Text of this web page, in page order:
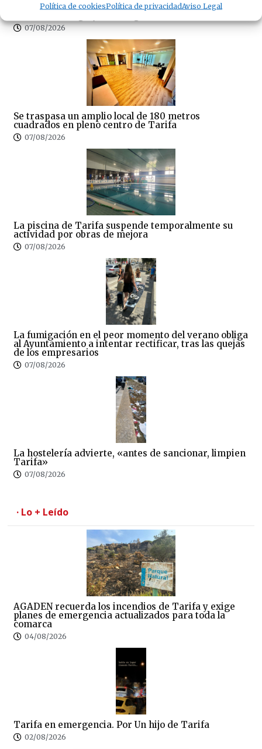
Política de cookiesPolítica de privacidadAviso Legal
¿Amenaza ambiental o delicia gastronómica? El
07/08/2026
Se traspasa un amplio local de 180 metros
cuadrados en pleno centro de Tarifa
07/08/2026
La piscina de Tarifa suspende temporalmente su
actividad por obras de mejora
07/08/2026
La fumigación en el peor momento del verano obliga
al Ayuntamiento a intentar rectificar, tras las quejas
de los empresarios
07/08/2026
La hostelería advierte, «antes de sancionar, limpien
Tarifa»
07/08/2026
· Lo + Leído
AGADEN recuerda los incendios de Tarifa y exige
planes de emergencia actualizados para toda la
comarca
04/08/2026
Tarifa en emergencia. Por Un hijo de Tarifa
02/08/2026